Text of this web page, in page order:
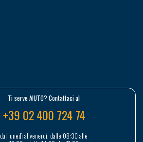
Ti serve AIUTO? Contattaci al
+39 02 400 724 74
dal lunedì al venerdì, dalle 08:30 alle